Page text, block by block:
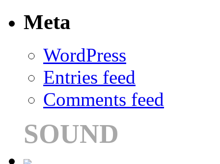
Meta
WordPress
Entries feed
Comments feed
SOUND